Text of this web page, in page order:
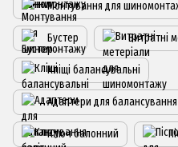
Монтування для
Бустер Витратні
Кліщі балансувальні
Адаптери для балансування
Ключ балонний